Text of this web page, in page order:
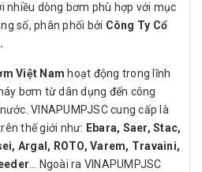
nhiều dòng bơm phù hợp với mục
số, phân phối bởi Công Ty Cổ
Việt Nam hoạt động trong lĩnh
bơm từ dân dụng đến công
VINAPUMPJSC cung cấp là
thế giới như: Ebara, Saer, Stac,
Argal, ROTO, Varem, Travaini,
… Ngoài ra VINAPUMPJSC